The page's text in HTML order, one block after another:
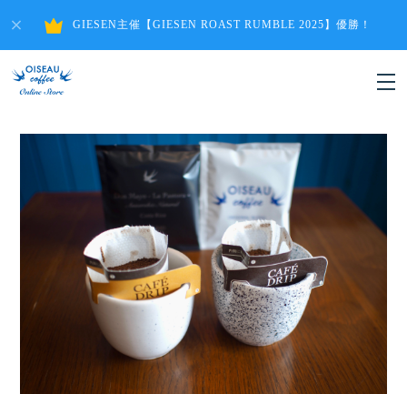
GIESEN主催【GIESEN ROAST RUMBLE 2025】優勝！